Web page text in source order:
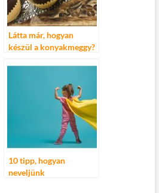
Látta már, hogyan
készül a konyakmeggy?
10 tipp, hogyan
neveljünk